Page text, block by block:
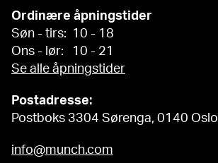
Ordinære åpningstider
Søn - tirs: 10 - 18
Ons - lør: 10 - 21
Se alle åpningstider
Postadresse:
Postboks 3304 Sørenga, 0140 Oslo
info@munch.com